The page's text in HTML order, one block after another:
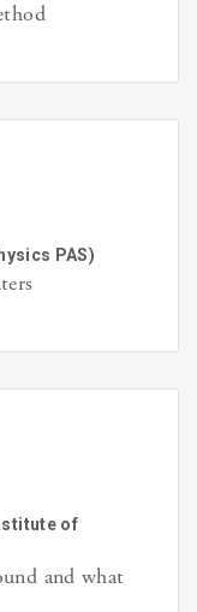
PAS)
of
and what